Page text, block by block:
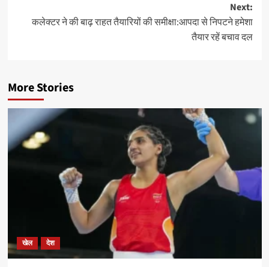
Next:
कलेक्टर ने की बाढ़ राहत तैयारियों की समीक्षा:आपदा से निपटने हमेशा
तैयार रहें बचाव दल
More Stories
खेल देश